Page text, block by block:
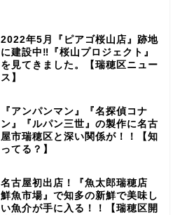
2022年5月『ピアゴ桜山店』跡地
に建設中‼『桜山プロジェクト』
を見てきました。【瑞穂区ニュー
ス】
『アンパンマン』『名探偵コナ
ン』『ルパン三世』の製作に名古
屋市瑞穂区と深い関係が！！【知
ってる？】
名古屋初出店！『魚太郎瑞穂店
鮮魚市場』で知多の新鮮で美味し
い魚介が手に入る！！【瑞穂区開